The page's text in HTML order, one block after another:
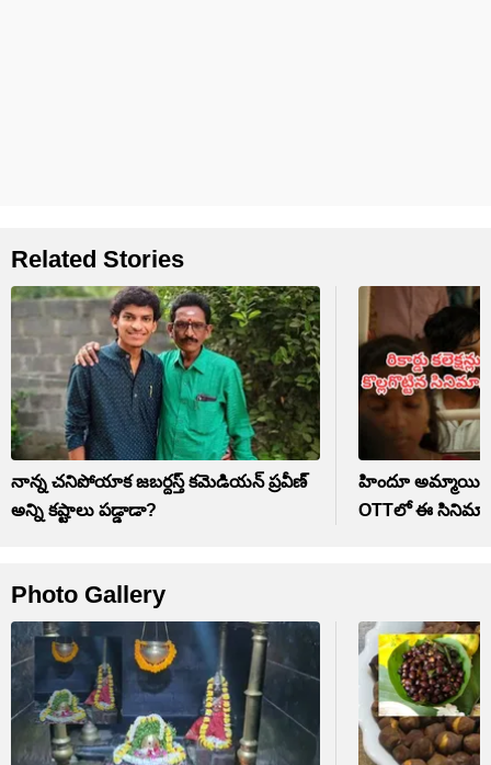
Related Stories
నాన్న చనిపోయాక జబర్దస్త్ కమెడియన్ ప్రవీణ్
అన్ని కష్టాలు పడ్డాడా?
హిందూ అమ్మాయి,
OTTలో ఈ సినిమా
Photo Gallery